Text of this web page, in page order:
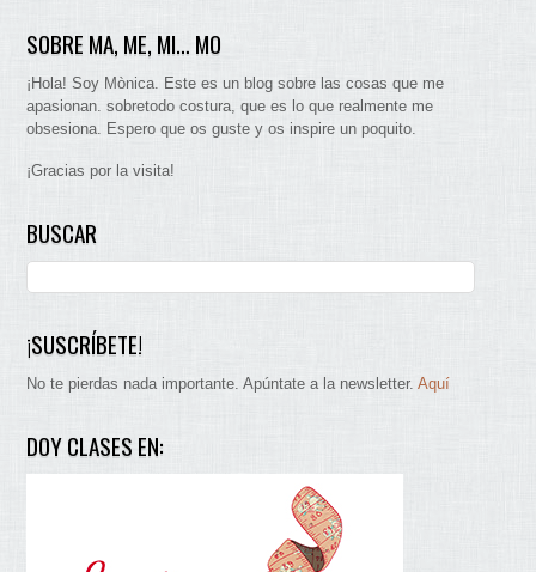
SOBRE MA, ME, MI… MO
¡Hola! Soy Mònica. Este es un blog sobre las cosas que me
apasionan. sobretodo costura, que es lo que realmente me
obsesiona. Espero que os guste y os inspire un poquito.
¡Gracias por la visita!
BUSCAR
¡SUSCRÍBETE!
No te pierdas nada importante. Apúntate a la newsletter.Aquí
DOY CLASES EN: